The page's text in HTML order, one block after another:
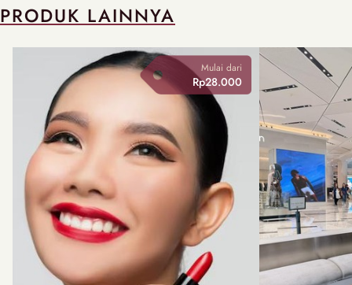
PRODUK LAINNYA
Mulai dari
Rp28.000